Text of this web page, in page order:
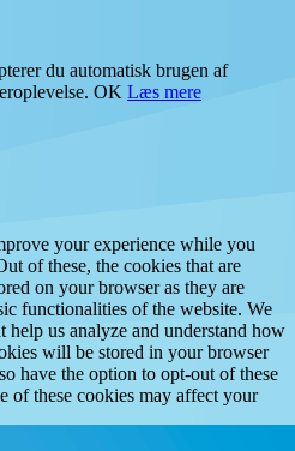
du automatisk brugen af
OK Læs mere
your experience while you
of these, the cookies that are
on your browser as they are
functionalities of the website. We
help us analyze and understand how
will be stored in your browser
have the option to opt-out of these
of these cookies may affect your